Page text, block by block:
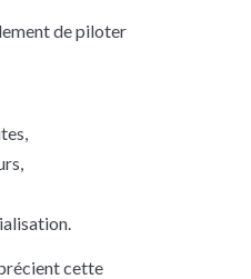
de piloter
cette